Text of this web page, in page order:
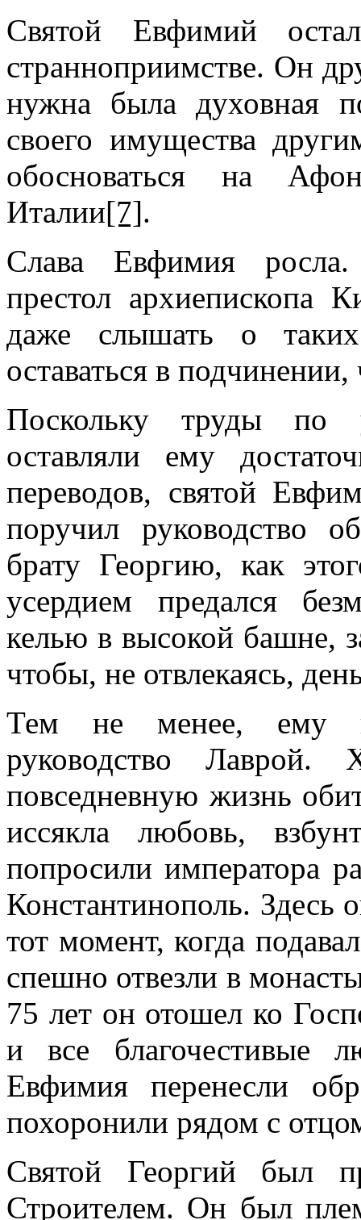
Святой Евфимий
странноприимстве. Он
нужна была духовная
своего имущества
обосноваться на
Италии[7].
Слава Евфимия
престол архиепископа
даже слышать о таких
оставаться в
Поскольку труды по
оставляли ему
переводов, святой
поручил руководство
брату Георгию, как
усердием предался
келью в высокой башне,
чтобы, не отвлекаясь,
Тем не менее, ему
руководство
повседневную жизнь
иссякла любовь,
попросили императора
Константинополь.
тот момент, когда
спешно отвезли в
75 лет он отошел ко
и все благочестивые
Евфимия перенесли
похоронили рядом с
Святой Георгий был
Строителем. Он был